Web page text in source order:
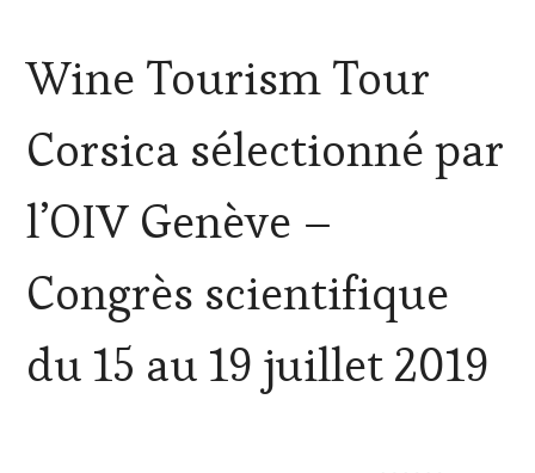
CLUB
TASTING
VOUCHER,
CULTURAL
GUEST,
VITICOLE,
ADHÉRENT,
TOURISME
EDITION
Wine Tourism Tour
Corsica sélectionné par
l’OIV Genève –
Congrès scientifique
du 15 au 19 juillet 2019